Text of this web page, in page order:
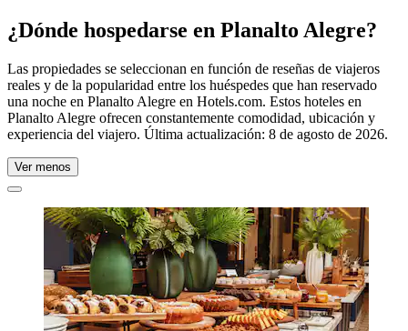
¿Dónde hospedarse en Planalto Alegre?
Las propiedades se seleccionan en función de reseñas de viajeros
reales y de la popularidad entre los huéspedes que han reservado
una noche en Planalto Alegre en Hotels.com. Estos hoteles en
Planalto Alegre ofrecen constantemente comodidad, ubicación y
experiencia del viajero. Última actualización: 8 de agosto de 2026.
Ver menos